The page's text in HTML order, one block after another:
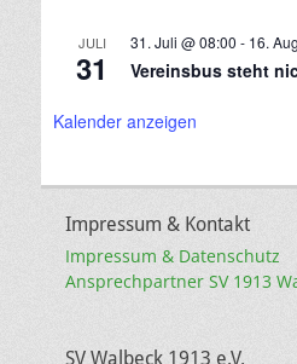
JULI
31
31. Juli @ 08:00 - 16.
Vereinsbus steht
Kalender anzeigen
Impressum & Kontakt
Impressum & Datenschutz
Ansprechpartner SV 1913
SV Walbeck 1913 e.V.